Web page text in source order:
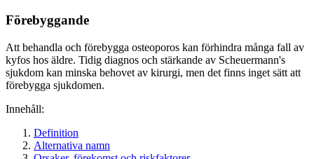
Förebyggande
Att behandla och förebygga osteoporos kan förhindra många fall av
kyfos hos äldre. Tidig diagnos och stärkande av Scheuermann's
sjukdom kan minska behovet av kirurgi, men det finns inget sätt att
förebygga sjukdomen.
Innehåll:
Definition
Alternativa namn